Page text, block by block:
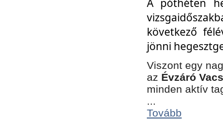
következő
jönni
Viszont egy
az Évzáró
minden aktív
...
Tovább